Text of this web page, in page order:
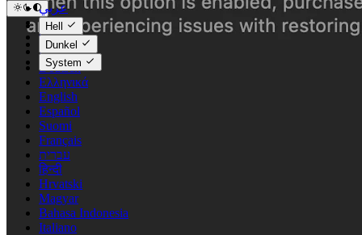
عربي
Català
Čeština
Dansk
Deutsch
Ελληνικά
English
Español
Suomi
Français
עברית
हिन्दी
Hrvatski
Magyar
Bahasa Indonesia
Italiano
Hell
Dunkel
System